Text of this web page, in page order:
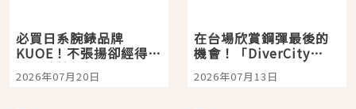
必買日系腕錶品牌
KUOE！不張揚卻經得起
時間洗鍊的經典之作五
選
2026年07月20日
在台場欣賞鋼彈最後的
機會！「DiverCity
Tokyo Plaza」搭船、
購物、美食及夜景，一
2026年07月13日